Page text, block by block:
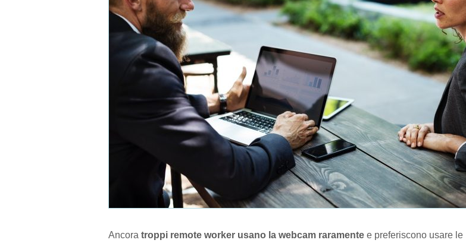
Ancora troppi remote worker usano la webcam raramente e preferiscono usare le